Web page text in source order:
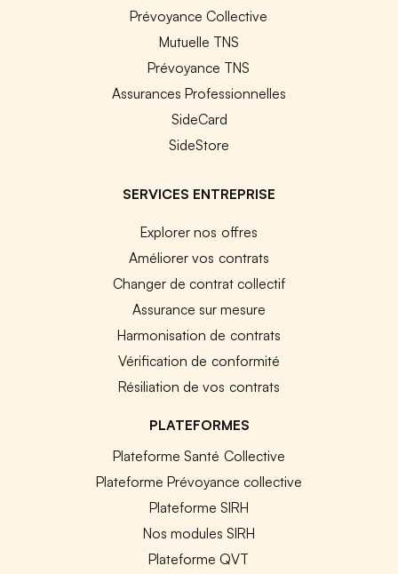
Prévoyance Collective
Mutuelle TNS
Prévoyance TNS
Assurances Professionnelles
SideCard
SideStore
SERVICES ENTREPRISE
Explorer nos offres
Améliorer vos contrats
Changer de contrat collectif
Assurance sur mesure
Harmonisation de contrats
Vérification de conformité
Résiliation de vos contrats
PLATEFORMES
Plateforme Santé Collective
Plateforme Prévoyance collective
Plateforme SIRH
Nos modules SIRH
Plateforme QVT